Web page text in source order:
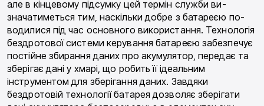
але в кінцевому підсумку цей термін служби ви­
значатиметься тим, наскільки добре з батареєю по­
водилися під час основного використання. Техноло­гія
бездротової системи керування батареєю забез­печує
постійне збирання даних про акумулятор, пе­редає та
зберігає дані у хмарі, що робить її ідеаль­ним
інструментом для зберігання даних. Завдяки
бездротовій технології батарея дозволяє зберігати